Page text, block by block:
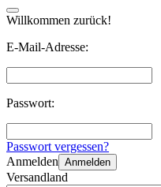
Willkommen zurück!
E-Mail-Adresse:
Passwort:
Passwort vergessen?
Anmelden Anmelden
Versandland